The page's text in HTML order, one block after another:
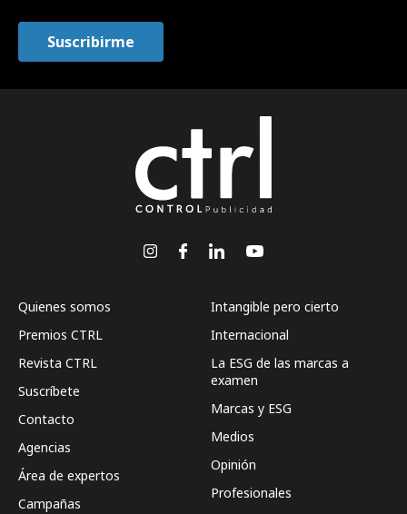
Quienes somos
Premios CTRL
Revista CTRL
Suscríbete
Contacto
Agencias
Área de expertos
Campañas
Intangible pero cierto
Internacional
La ESG de las marcas a
examen
Marcas y ESG
Medios
Opinión
Profesionales